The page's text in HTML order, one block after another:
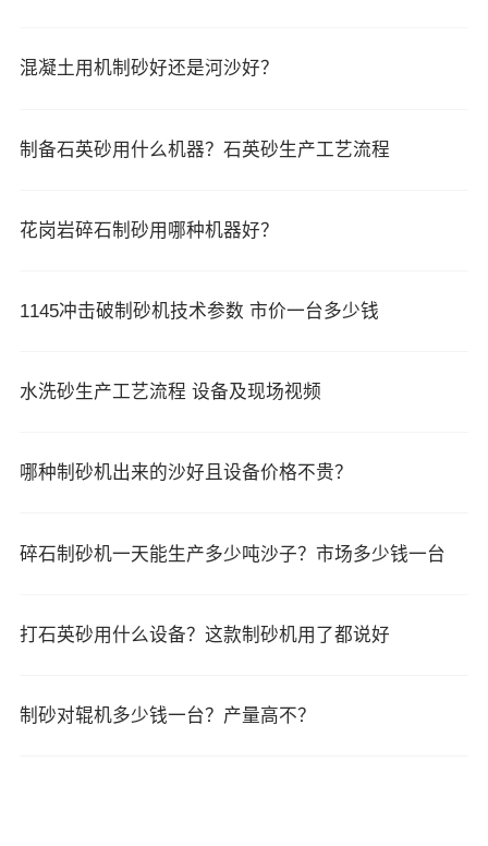
混凝土用机制砂好还是河沙好？
制备石英砂用什么机器？石英砂生产工艺流程
花岗岩碎石制砂用哪种机器好？
1145冲击破制砂机技术参数 市价一台多少钱
水洗砂生产工艺流程 设备及现场视频
哪种制砂机出来的沙好且设备价格不贵？
碎石制砂机一天能生产多少吨沙子？市场多少钱一台
打石英砂用什么设备？这款制砂机用了都说好
制砂对辊机多少钱一台？产量高不？